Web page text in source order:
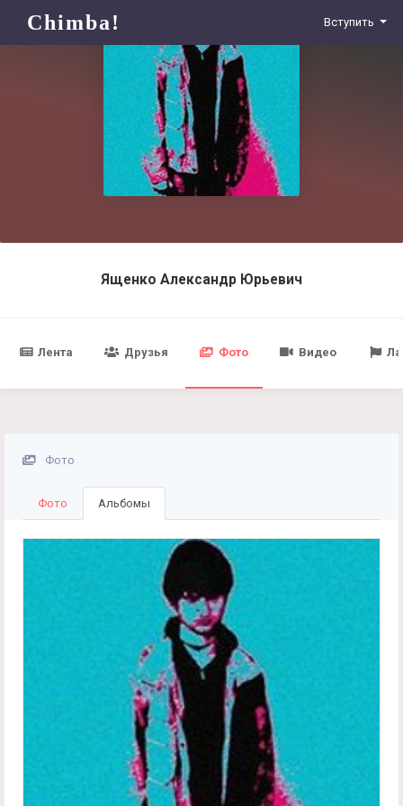
Chimba! Вступить
Ященко Александр Юрьевич
Лента Друзья Фото Видео
Фото
Фото Альбомы